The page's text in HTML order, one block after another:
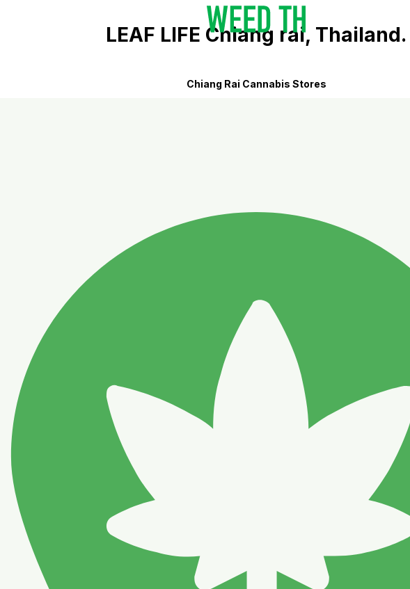
LEAF LIFE Chiang rai, Thailand.
Chiang Rai Cannabis Stores